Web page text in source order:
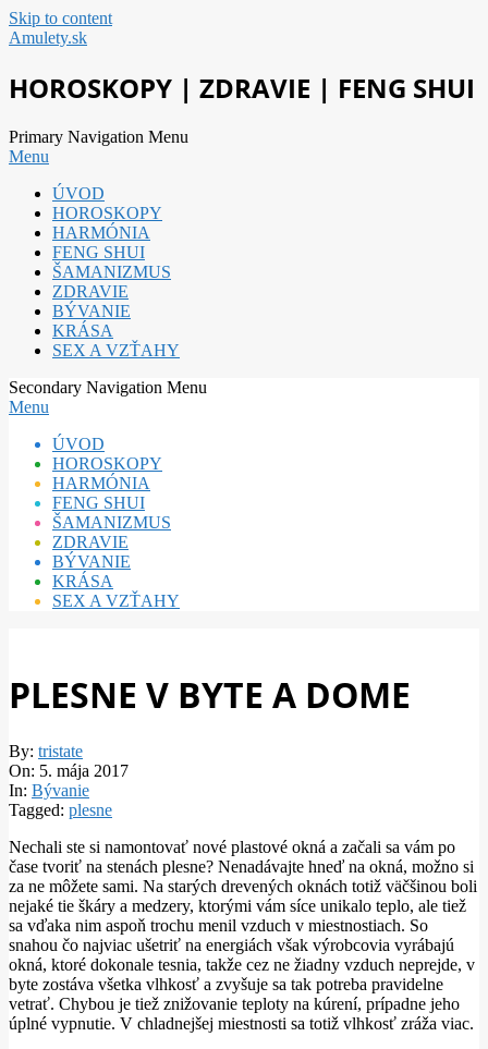
Skip to content
Amulety.sk
HOROSKOPY | ZDRAVIE | FENG SHUI
Primary Navigation Menu
Menu
ÚVOD
HOROSKOPY
HARMÓNIA
FENG SHUI
ŠAMANIZMUS
ZDRAVIE
BÝVANIE
KRÁSA
SEX A VZŤAHY
Secondary Navigation Menu
Menu
ÚVOD
HOROSKOPY
HARMÓNIA
FENG SHUI
ŠAMANIZMUS
ZDRAVIE
BÝVANIE
KRÁSA
SEX A VZŤAHY
PLESNE V BYTE A DOME
By: tristate
On: 5. mája 2017
In: Bývanie
Tagged: plesne
Nechali ste si namontovať nové plastové okná a začali sa vám po
čase tvoriť na stenách plesne? Nenadávajte hneď na okná, možno si
za ne môžete sami. Na starých drevených oknách totiž väčšinou boli
nejaké tie škáry a medzery, ktorými vám síce unikalo teplo, ale tiež
sa vďaka nim aspoň trochu menil vzduch v miestnostiach. So
snahou čo najviac ušetriť na energiách však výrobcovia vyrábajú
okná, ktoré dokonale tesnia, takže cez ne žiadny vzduch neprejde, v
byte zostáva všetka vlhkosť a zvyšuje sa tak potreba pravidelne
vetrať. Chybou je tiež znižovanie teploty na kúrení, prípadne jeho
úplné vypnutie. V chladnejšej miestnosti sa totiž vlhkosť zráža viac.